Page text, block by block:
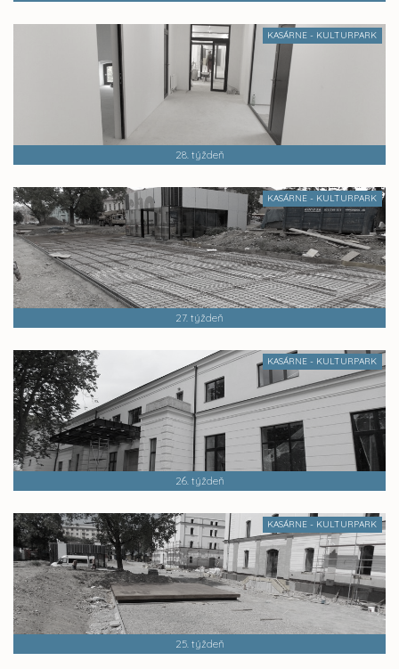
KASÁRNE - KULTURPARK
28. týždeň
KASÁRNE - KULTURPARK
27. týždeň
KASÁRNE - KULTURPARK
26. týždeň
KASÁRNE - KULTURPARK
25. týždeň